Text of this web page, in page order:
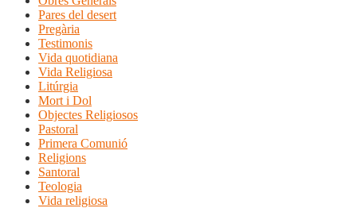
Pares del desert
Pregària
Testimonis
Vida quotidiana
Vida Religiosa
Litúrgia
Mort i Dol
Objectes Religiosos
Pastoral
Primera Comunió
Religions
Santoral
Teologia
Vida religiosa